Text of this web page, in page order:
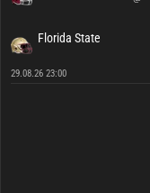
Florida State
29.08.26 23:00